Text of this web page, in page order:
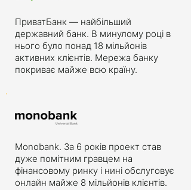
ПриватБанк — найбільший
державний банк. В минулому році в
нього було понад 18 мільйонів
активних клієнтів. Мережа банку
покриває майже всю країну.
Monobank. За 6 років проект став
дуже помітним гравцем на
фінансовому ринку і нині обслуговує
онлайн майже 8 мільйонів клієнтів.